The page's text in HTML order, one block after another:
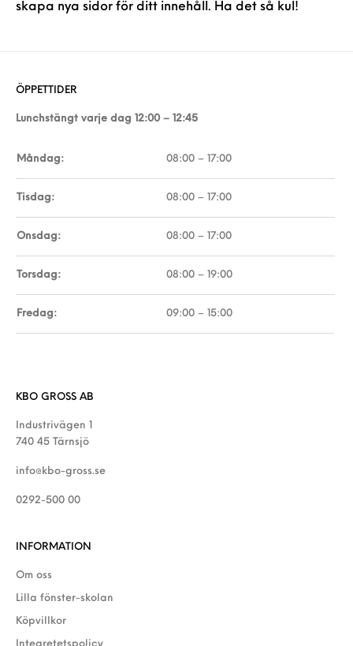
skapa nya sidor för ditt innehåll. Ha det så kul!
ÖPPETTIDER
Lunchstängt varje dag 12:00 – 12:45
Måndag: 08:00 – 17:00
Tisdag: 08:00 – 17:00
Onsdag: 08:00 – 17:00
Torsdag: 08:00 – 19:00
Fredag: 09:00 – 15:00
KBO GROSS AB
Industrivägen 1
740 45 Tärnsjö
info@kbo-gross.se
0292-500 00
INFORMATION
Om oss
Lilla fönster-skolan
Köpvillkor